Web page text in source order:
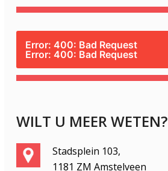
Error: 400: Bad Request
Error: 400: Bad Request
WILT U MEER WETEN?
Stadsplein 103,
1181 ZM Amstelveen